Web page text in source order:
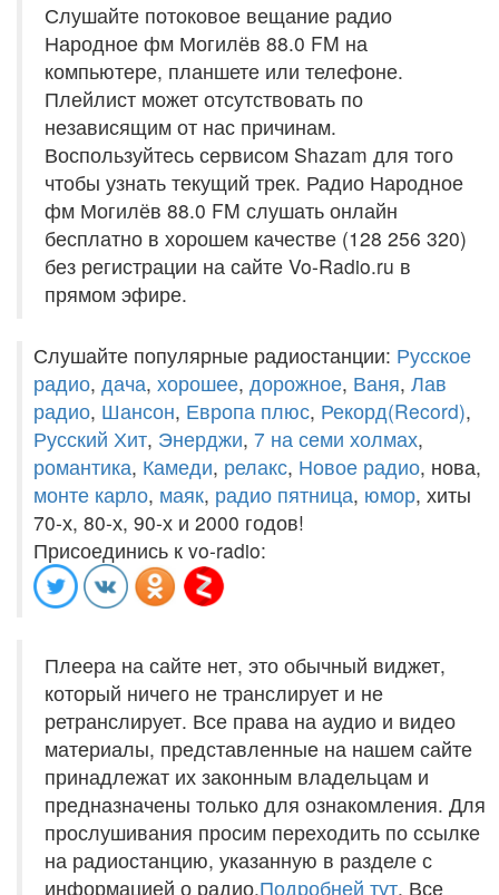
Слушайте потоковое вещание радио
Народное фм Могилёв 88.0 FM на
компьютере, планшете или телефоне.
Плейлист может отсутствовать по
независящим от нас причинам.
Воспользуйтесь сервисом Shazam для того
чтобы узнать текущий трек. Радио Народное
фм Могилёв 88.0 FM слушать онлайн
бесплатно в хорошем качестве (128 256 320)
без регистрации на сайте Vo-Radio.ru в
прямом эфире.
Слушайте популярные радиостанции: Русское
радио, дача, хорошее, дорожное, Ваня, Лав
радио, Шансон, Европа плюс, Рекорд(Record),
Русский Хит, Энерджи, 7 на семи холмах,
романтика, Камеди, релакс, Новое радио, нова,
монте карло, маяк, радио пятница, юмор, хиты
70-х, 80-х, 90-х и 2000 годов!
Присоединись к vo-radio:
Плеера на сайте нет, это обычный виджет,
который ничего не транслирует и не
ретранслирует. Все права на аудио и видео
материалы, представленные на нашем сайте
принадлежат их законным владельцам и
предназначены только для ознакомления. Для
прослушивания просим переходить по ссылке
на радиостанцию, указанную в разделе с
информацией о радио.Подробней тут. Все